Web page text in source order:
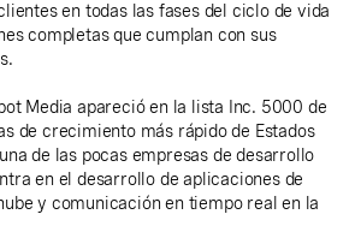
en todas las fases del ciclo de vida
completas que cumplan con sus
Media apareció en la lista Inc. 5000 de
de crecimiento más rápido de Estados
de las pocas empresas de desarrollo
en el desarrollo de aplicaciones de
y comunicación en tiempo real en la